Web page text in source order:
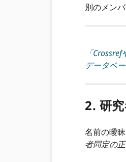
別のメン
「
データベ
2. 研
名前の曖
者同定の